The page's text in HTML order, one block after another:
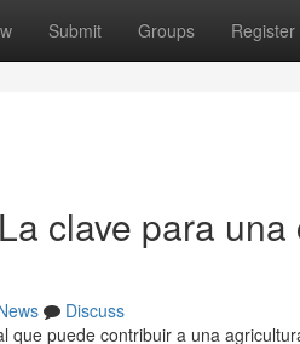
Submit Groups Register
clave para
Discuss
que puede contribuir a una